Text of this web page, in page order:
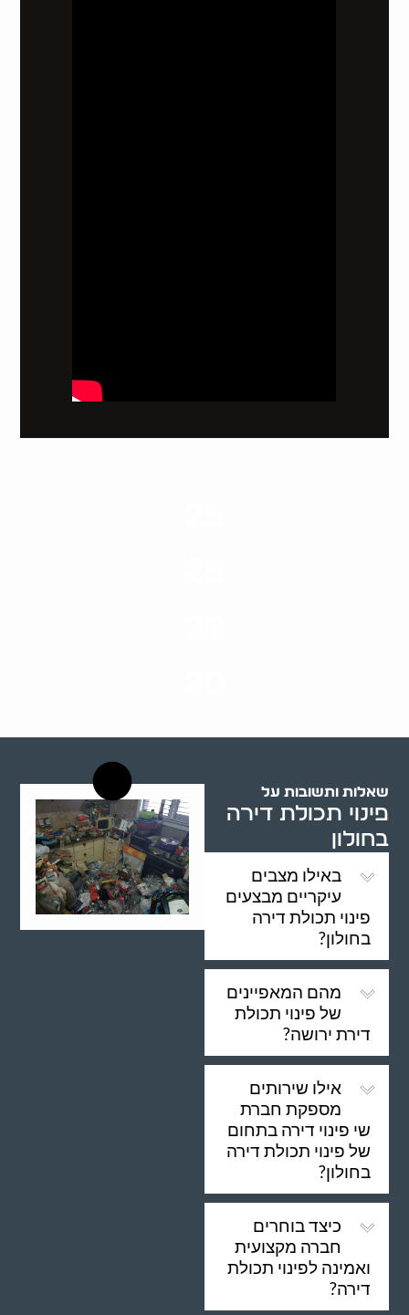
שאלות ותשובות על
פינוי תכולת דירה
בחולון
באילו מצבים
עיקריים מבצעים
פינוי תכולת דירה
בחולון?
מהם המאפיינים
של פינוי תכולת
דירת ירושה?
אילו שירותים
מספקת חברת
שי פינוי דירה בתחום
של פינוי תכולת דירה
בחולון?
כיצד בוחרים
חברה מקצועית
ואמינה לפינוי תכולת
דירה?